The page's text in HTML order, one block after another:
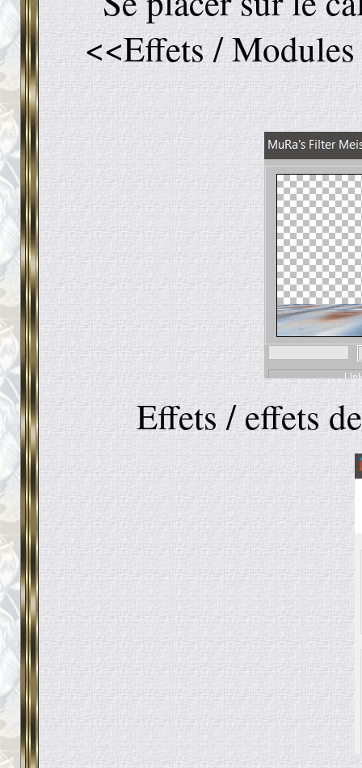
<<Effets /
Effets / effets